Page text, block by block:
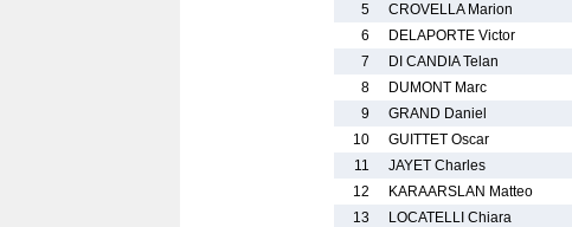
5
CROVELLA Marion
6
DELAPORTE Victor
7
DI CANDIA Telan
8
DUMONT Marc
9
GRAND Daniel
10
GUITTET Oscar
11
JAYET Charles
12
KARAARSLAN Matteo
13
LOCATELLI Chiara